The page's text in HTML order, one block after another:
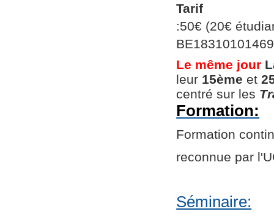
Tarif
:50€ (20€
Le même jour
leur 15ème et
centré sur les
Formation:
Formation
reconnue par
Séminaire: